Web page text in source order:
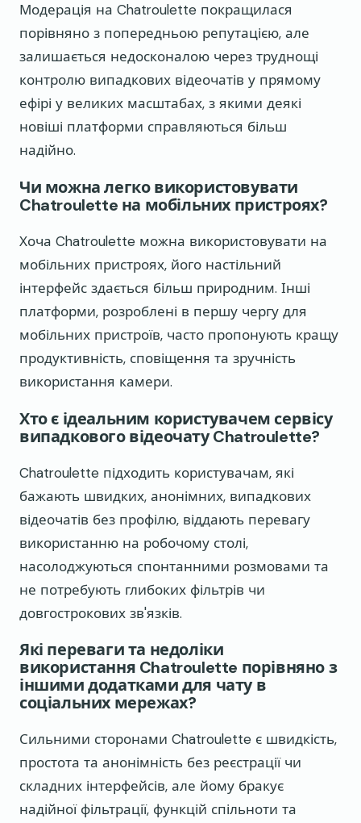
Модерація на Chatroulette покращилася
порівняно з попередньою репутацією, але
залишається недосконалою через труднощі
контролю випадкових відеочатів у прямому
ефірі у великих масштабах, з якими деякі
новіші платформи справляються більш
надійно.
Чи можна легко використовувати
Chatroulette на мобільних пристроях?
Хоча Chatroulette можна використовувати на
мобільних пристроях, його настільний
інтерфейс здається більш природним. Інші
платформи, розроблені в першу чергу для
мобільних пристроїв, часто пропонують кращу
продуктивність, сповіщення та зручність
використання камери.
Хто є ідеальним користувачем сервісу
випадкового відеочату Chatroulette?
Chatroulette підходить користувачам, які
бажають швидких, анонімних, випадкових
відеочатів без профілю, віддають перевагу
використанню на робочому столі,
насолоджуються спонтанними розмовами та
не потребують глибоких фільтрів чи
довгострокових зв'язків.
Які переваги та недоліки
використання Chatroulette порівняно з
іншими додатками для чату в
соціальних мережах?
Сильними сторонами Chatroulette є швидкість,
простота та анонімність без реєстрації чи
складних інтерфейсів, але йому бракує
надійної фільтрації, функцій спільноти та